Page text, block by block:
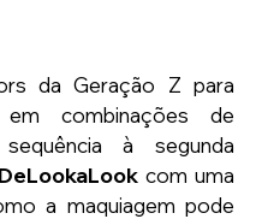
da Geração Z para
em combinações de
à segunda
com uma
a maquiagem pode